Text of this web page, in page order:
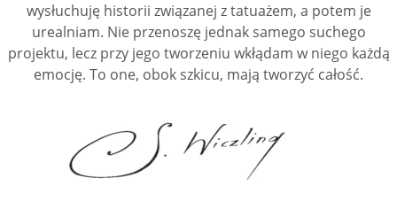
wysłuchuję historii związanej z tatuażem, a potem je
urealniam. Nie przenoszę jednak samego suchego
projektu, lecz przy jego tworzeniu wkłądam w niego każdą
emocję. To one, obok szkicu, mają tworzyć całość.